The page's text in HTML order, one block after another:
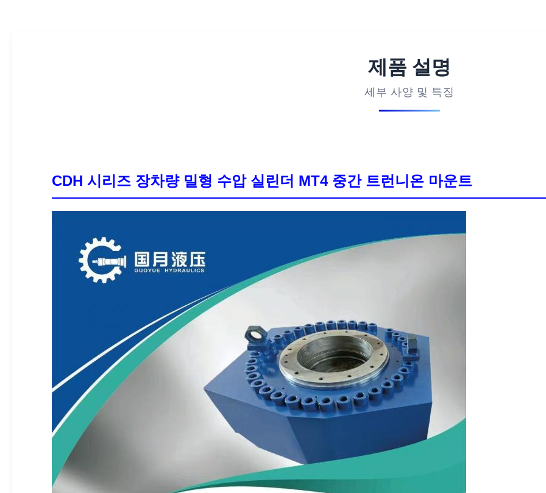
제품 설명
세부 사양 및 특징
CDH 시리즈 장차량 밀형 수압 실린더 MT4 중간 트런니온 마운트